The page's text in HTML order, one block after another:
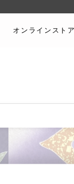
オンラインストア